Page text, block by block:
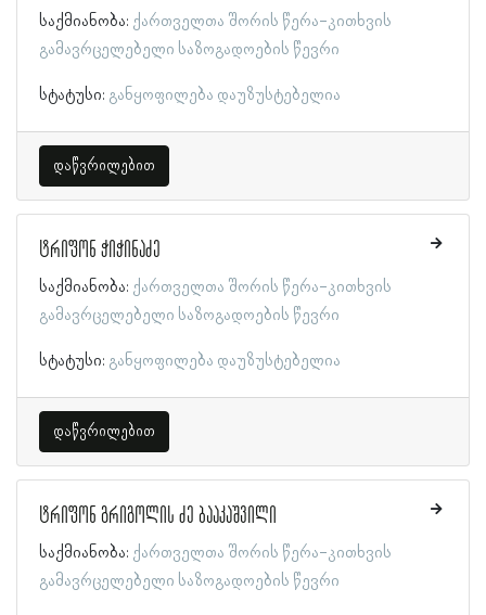
საქმიანობა: ქართველთა შორის წერა-კითხვის
გამავრცელებელი საზოგადოების წევრი
სტატუსი: განყოფილება დაუზუსტებელია
დაწვრილებით
ტრიფონ ჭიჭინაძე
საქმიანობა: ქართველთა შორის წერა-კითხვის
გამავრცელებელი საზოგადოების წევრი
სტატუსი: განყოფილება დაუზუსტებელია
დაწვრილებით
ტრიფონ გრიგოლის ძე ბააკაშვილი
საქმიანობა: ქართველთა შორის წერა-კითხვის
გამავრცელებელი საზოგადოების წევრი